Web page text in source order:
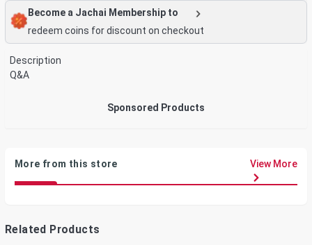
Become a Jachai Membership to
redeem coins for discount on checkout
Description
Q&A
Sponsored Products
More from this store View More
Related Products